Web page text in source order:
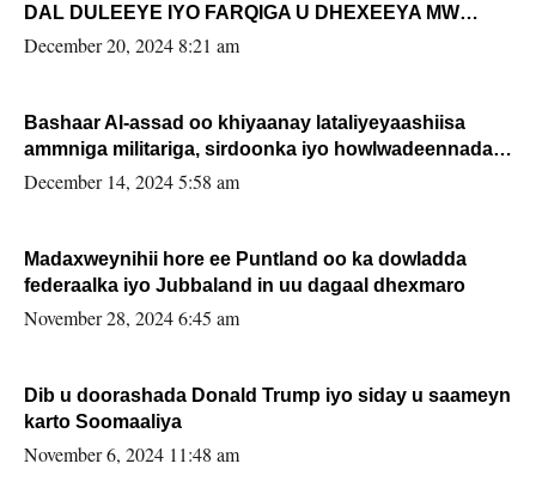
DAL DULEEYE IYO FARQIGA U DHEXEEYA MW
FARMAAJO BAL ISU DHAGEYSTA?
December 20, 2024 8:21 am
Bashaar Al-assad oo khiyaanay lataliyeyaashiisa
ammniga militariga, sirdoonka iyo howlwadeennada
xafiiskiisa
December 14, 2024 5:58 am
Madaxweynihii hore ee Puntland oo ka dowladda
federaalka iyo Jubbaland in uu dagaal dhexmaro
November 28, 2024 6:45 am
Dib u doorashada Donald Trump iyo siday u saameyn
karto Soomaaliya
November 6, 2024 11:48 am